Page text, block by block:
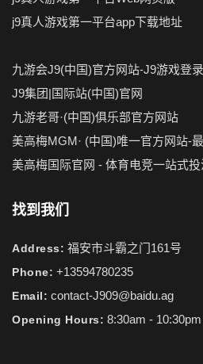
j9真人游戏第一平台app下载地址
九游会J9(中国)官方网站-J9游戏登
J9集团|国际站(中国)官网
九游老哥·(中国)俱乐部官方网站
美高梅MGM· (中国)唯一官方网站-
美高梅国际官网 - 体育电竞一站式投
找到我们
Address: 福安市斗霸之门161号
Phone: +13594780235
Email: contact-J909@baidu.ag
Opening Hours: 8:30am - 10:30pm